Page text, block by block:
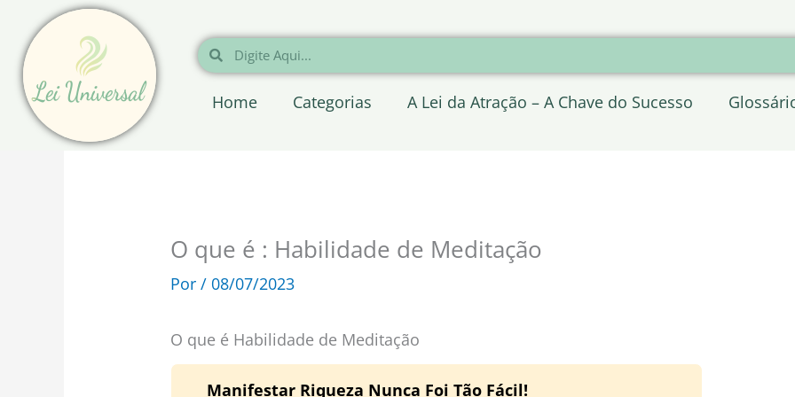
para
conteúdo
Pesquisar
Pesquisar
Home Categorias A Lei da Atração – A Chave do Sucesso
O que é : Habilidade de Meditação
Por/ 08/07/2023
O que é Habilidade de Meditação
Manifestar Riqueza Nunca Foi Tão Fácil!